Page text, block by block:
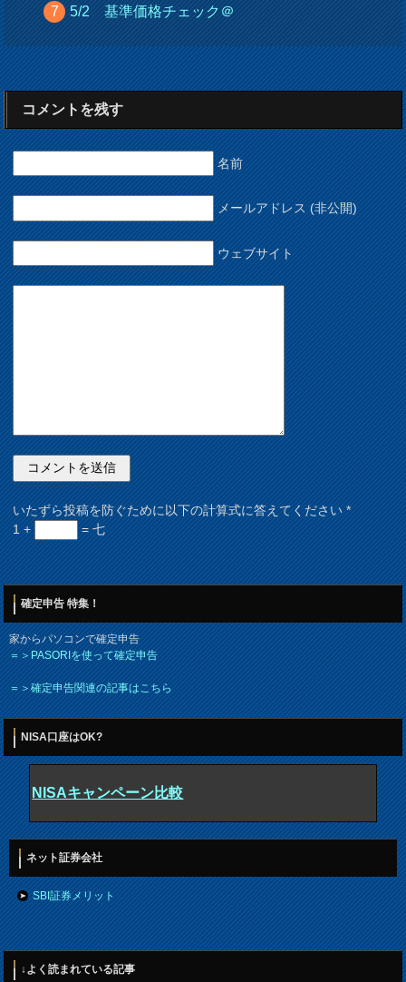
5/2 基準価格チェック＠
コメントを残す
名前
メールアドレス (非公開)
ウェブサイト
いたずら投稿を防ぐために以下の計算式に答えてください*
1 +
= 七
確定申告 特集！
家からパソコンで確定申告
＝＞PASORIを使って確定申告
＝＞確定申告関連の記事はこちら
NISA口座はOK?
NISAキャンペーン比較
ネット証券会社
SBI証券メリット
↓よく読まれている記事